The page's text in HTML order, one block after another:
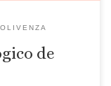
OLIVENZA
de